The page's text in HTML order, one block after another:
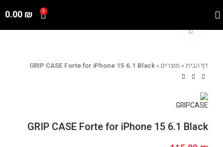
0
0.00₪
Click to enlarge
דף הבית» מוצרים»
GRIP CASE Forte for iPhone 15 6.1 Black
GRIP CASE Forte for iPhone 15 6.1 Black